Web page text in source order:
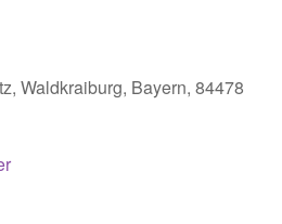
Waldkraiburg, Bayern, 84478